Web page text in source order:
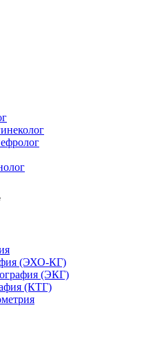
(ЭХО-КГ)
(ЭКГ)
(КТГ)